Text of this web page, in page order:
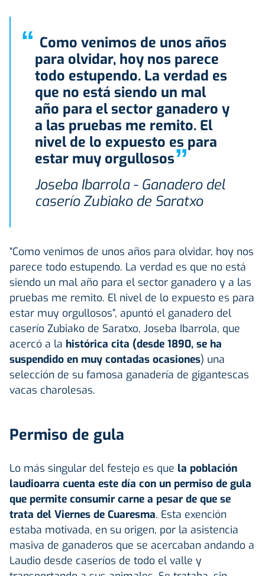
“ Como venimos de unos años
para olvidar, hoy nos parece
todo estupendo. La verdad es
que no está siendo un mal
año para el sector ganadero y
a las pruebas me remito. El
nivel de lo expuesto es para
estar muy orgullosos”
Joseba Ibarrola - Ganadero del
caserío Zubiako de Saratxo
“Como venimos de unos años para olvidar, hoy nos
parece todo estupendo. La verdad es que no está
siendo un mal año para el sector ganadero y a las
pruebas me remito. El nivel de lo expuesto es para
estar muy orgullosos”, apuntó el ganadero del
caserío Zubiako de Saratxo, Joseba Ibarrola, que
acercó a la histórica cita (desde 1890, se ha
suspendido en muy contadas ocasiones) una
selección de su famosa ganadería de gigantescas
vacas charolesas.
Permiso de gula
Lo más singular del festejo es que la población
laudioarra cuenta este día con un permiso de gula
que permite consumir carne a pesar de que se
trata del Viernes de Cuaresma. Esta exención
estaba motivada, en su origen, por la asistencia
masiva de ganaderos que se acercaban andando a
Laudio desde caseríos de todo el valle y